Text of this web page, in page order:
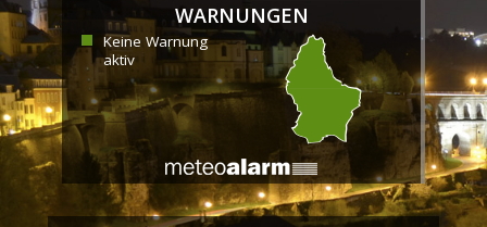
WARNUNGEN
Keine Warnung
aktiv